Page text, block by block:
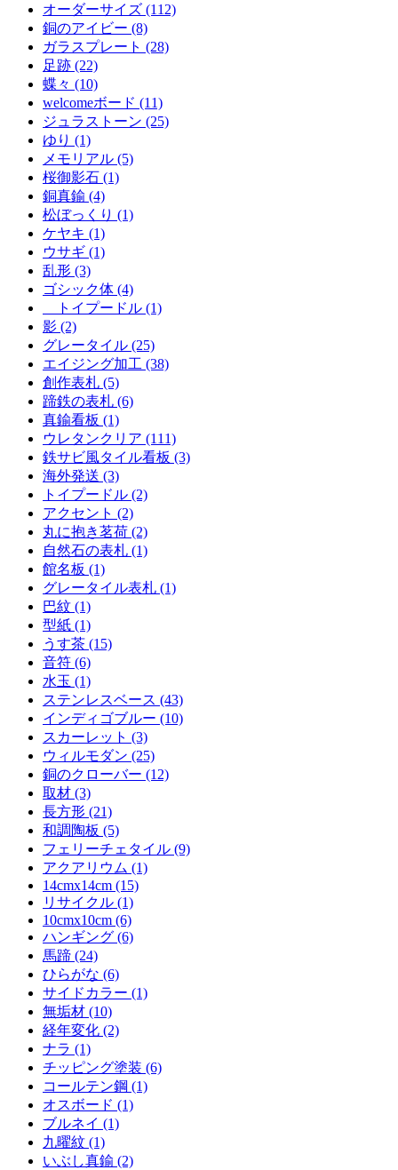
オーダーサイズ (112)
銅のアイビー (8)
ガラスプレート (28)
足跡 (22)
蝶々 (10)
welcomeボード (11)
ジュラストーン (25)
ゆり (1)
メモリアル (5)
桜御影石 (1)
銅真鍮 (4)
松ぼっくり (1)
ケヤキ (1)
ウサギ (1)
乱形 (3)
ゴシック体 (4)
トイプードル (1)
影 (2)
グレータイル (25)
エイジング加工 (38)
創作表札 (5)
蹄鉄の表札 (6)
真鍮看板 (1)
ウレタンクリア (111)
鉄サビ風タイル看板 (3)
海外発送 (3)
トイプードル (2)
アクセント (2)
丸に抱き茗荷 (2)
自然石の表札 (1)
館名板 (1)
グレータイル表札 (1)
巴紋 (1)
型紙 (1)
うす茶 (15)
音符 (6)
水玉 (1)
ステンレスベース (43)
インディゴブルー (10)
スカーレット (3)
ウィルモダン (25)
銅のクローバー (12)
取材 (3)
長方形 (21)
和調陶板 (5)
フェリーチェタイル (9)
アクアリウム (1)
14cmx14cm (15)
リサイクル (1)
10cmx10cm (6)
ハンギング (6)
馬蹄 (24)
ひらがな (6)
サイドカラー (1)
無垢材 (10)
経年変化 (2)
ナラ (1)
チッピング塗装 (6)
コールテン鋼 (1)
オスボード (1)
ブルネイ (1)
九曜紋 (1)
いぶし真鍮 (2)